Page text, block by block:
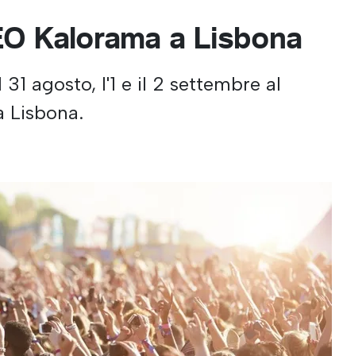
Kalorama a Lisbona
agosto, l'1 e il 2 settembre al
Lisbona.